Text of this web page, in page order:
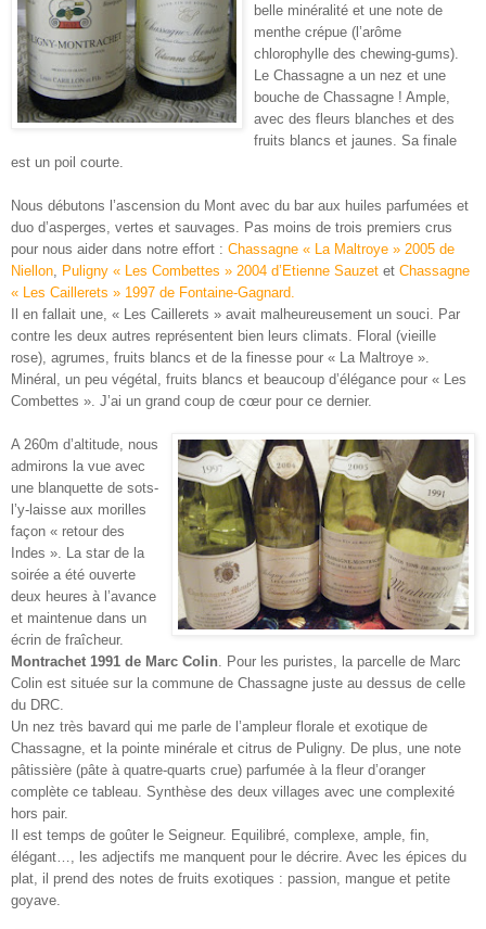
belle minéralité et une note de
menthe crépue (l’arôme
chlorophylle des chewing-gums).
Le Chassagne a un nez et une
bouche de Chassagne ! Ample,
avec des fleurs blanches et des
fruits blancs et jaunes. Sa finale
est un poil courte.
Nous débutons l’ascension du Mont avec du bar aux huiles parfumées et
duo d’asperges, vertes et sauvages. Pas moins de trois premiers crus
pour nous aider dans notre effort : Chassagne « La Maltroye » 2005 de
Niellon
Puligny « Les Combettes » 2004 d’Etienne Sauzet et Chassagne
« Les Caillerets » 1997 de Fontaine-Gagnard.
Il en fallait une, « Les Caillerets » avait malheureusement un souci. Par
contre les deux autres représentent bien leurs climats. Floral (vieille
rose), agrumes, fruits blancs et de la finesse pour « La Maltroye ».
Minéral, un peu végétal, fruits blancs et beaucoup d’élégance pour « Les
Combettes ». J’ai un grand coup de cœur pour ce dernier.
A 260m d’altitude, nous
admirons la vue avec
une blanquette de sots-
l’y-laisse aux morilles
façon « retour des
Indes ». La star de la
soirée a été ouverte
deux heures à l’avance
et maintenue dans un
écrin de fraîcheur.
Montrachet 1991 de Marc Colin . Pour les puristes, la parcelle de Marc
Colin est située sur la commune de Chassagne juste au dessus de celle
du DRC.
Un nez très bavard qui me parle de l’ampleur florale et exotique de
Chassagne, et la pointe minérale et citrus de Puligny. De plus, une note
pâtissière (pâte à quatre-quarts crue) parfumée à la fleur d’oranger
complète ce tableau. Synthèse des deux villages avec une complexité
hors pair.
Il est temps de goûter le Seigneur. Equilibré, complexe, ample, fin,
élégant…, les adjectifs me manquent pour le décrire. Avec les épices du
plat, il prend des notes de fruits exotiques : passion, mangue et petite
goyave.